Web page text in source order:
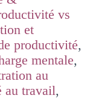
vs
et
productivité,
mentale,
au
au travail,